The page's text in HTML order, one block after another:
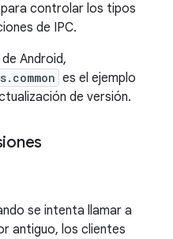
controlar los tipos
de IPC.
Android,
es el ejemplo
de versión.
se intenta llamar a
antiguo, los clientes